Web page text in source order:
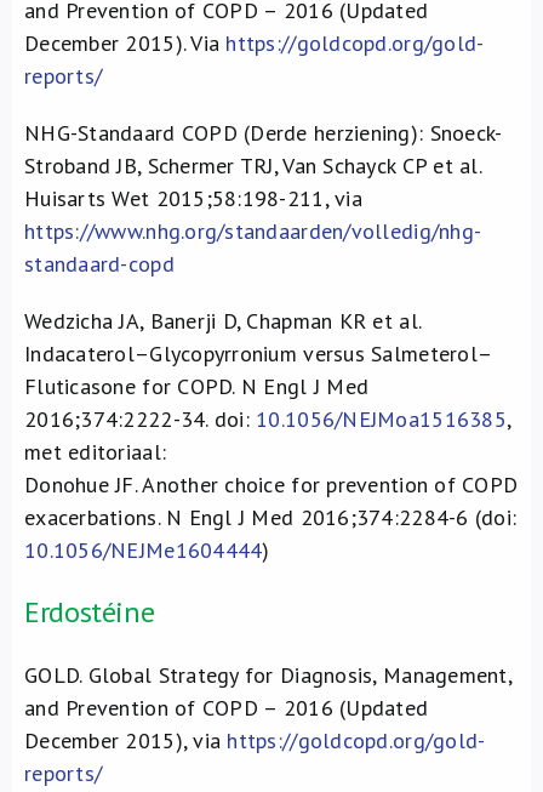
and Prevention of COPD – 2016 (Updated
December 2015). Via https://goldcopd.org/gold-
reports/
NHG-Standaard COPD (Derde herziening): Snoeck-
Stroband JB, Schermer TRJ, Van Schayck CP et al.
Huisarts Wet 2015;58:198-211, via
https://www.nhg.org/standaarden/volledig/nhg-
standaard-copd
Wedzicha JA, Banerji D, Chapman KR et al.
Indacaterol–Glycopyrronium versus Salmeterol–
Fluticasone for COPD. N Engl J Med
2016;374:2222-34. doi: 10.1056/NEJMoa1516385,
met editoriaal:
Donohue JF. Another choice for prevention of COPD
exacerbations. N Engl J Med 2016;374:2284-6 (doi:
10.1056/NEJMe1604444)
Erdostéine
GOLD. Global Strategy for Diagnosis, Management,
and Prevention of COPD – 2016 (Updated
December 2015), via https://goldcopd.org/gold-
reports/